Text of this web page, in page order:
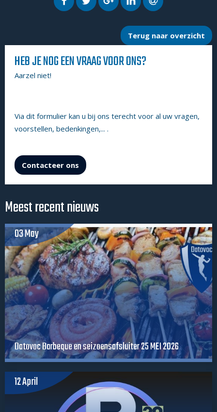
Terug naar overzicht
HEB JE NOG EEN VRAAG VOOR ONS?
Aarzel niet!
Via dit formulier kan u bij ons terecht voor al uw vragen,
voorstellen, bedenkingen,... .
Contacteer ons
Meest recent nieuws
03 May
Datovoc Barbeque en seizoensafsluiter 25 MEI 2026
12 April